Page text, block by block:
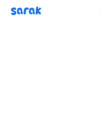
sarak